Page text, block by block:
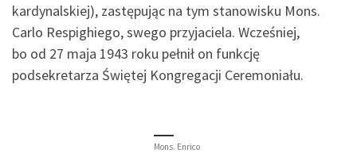
kardynalskiej), zastępując na tym stanowisku Mons.
Carlo Respighiego, swego przyjaciela. Wcześniej,
bo od 27 maja 1943 roku pełnił on funkcję
podsekretarza Świętej Kongregacji Ceremoniału.
Mons. Enrico